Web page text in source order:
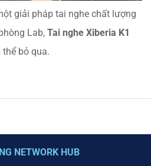
giải pháp tai nghe chất lượng
Lab, Tai nghe Xiberia K1
bỏ qua.
NETWORK HUB